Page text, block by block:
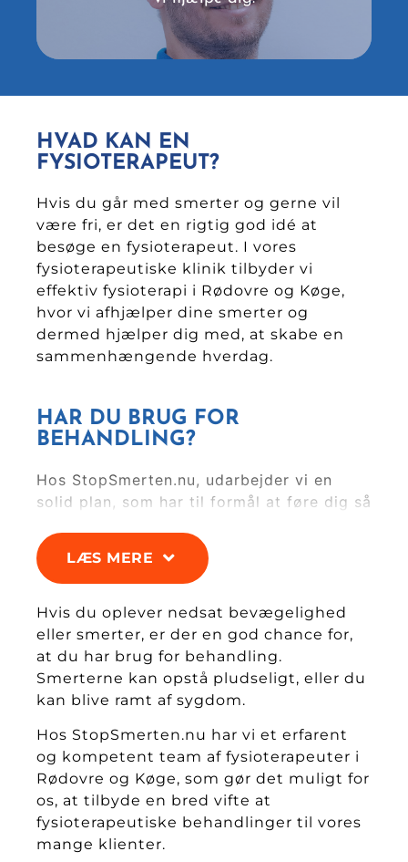
HVAD KAN EN
FYSIOTERAPEUT?
Hvis du går med smerter og gerne vil
være fri, er det en rigtig god idé at
besøge en fysioterapeut. I vores
fysioterapeutiske klinik tilbyder vi
effektiv fysioterapi i Rødovre og Køge,
hvor vi afhjælper dine smerter og
dermed hjælper dig med, at skabe en
sammenhængende hverdag.
HAR DU BRUG FOR
BEHANDLING?
Hos StopSmerten.nu, udarbejder vi en
solid plan, som har til formål at føre dig så
Hos Stopsmerten.nu hjælper vi med:
Kun én behandler i hele forløbet, som
giver tryghed og kender din situation.
Holistisk behandling vha. akupunktur,
massage og ledmanipulation.
Yde støtte og hjælp til bearbejdelse
af f.eks. smerter, angst og åndenød
ved hjælp af ikke-medicinske tiltag.
Øget bevægelighed i muskler og led.
Vi rådgiver om sammenhængen
mellem en sund krop, fysisk
bevægelse og godt helbred.
Anbefalinger til egne øvelser ift.
prævention af sygdom i fremtiden.
LÆS MERE
Hvis du oplever nedsat bevægelighed
eller smerter, er der en god chance for,
at du har brug for behandling.
Smerterne kan opstå pludseligt, eller du
kan blive ramt af sygdom.
Hos StopSmerten.nu har vi et erfarent
og kompetent team af fysioterapeuter i
Rødovre og Køge, som gør det muligt for
os, at tilbyde en bred vifte at
fysioterapeutiske behandlinger til vores
mange klienter.